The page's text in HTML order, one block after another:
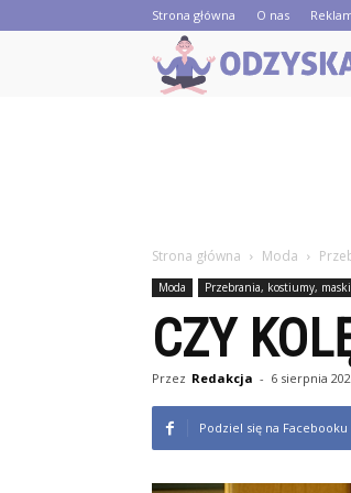
Strona główna O nas
Strona główna Moda
Moda Przebrania, kostiumy, maski
CZY
Przez Redakcja - 6 sierpnia
Podziel się na Facebooku